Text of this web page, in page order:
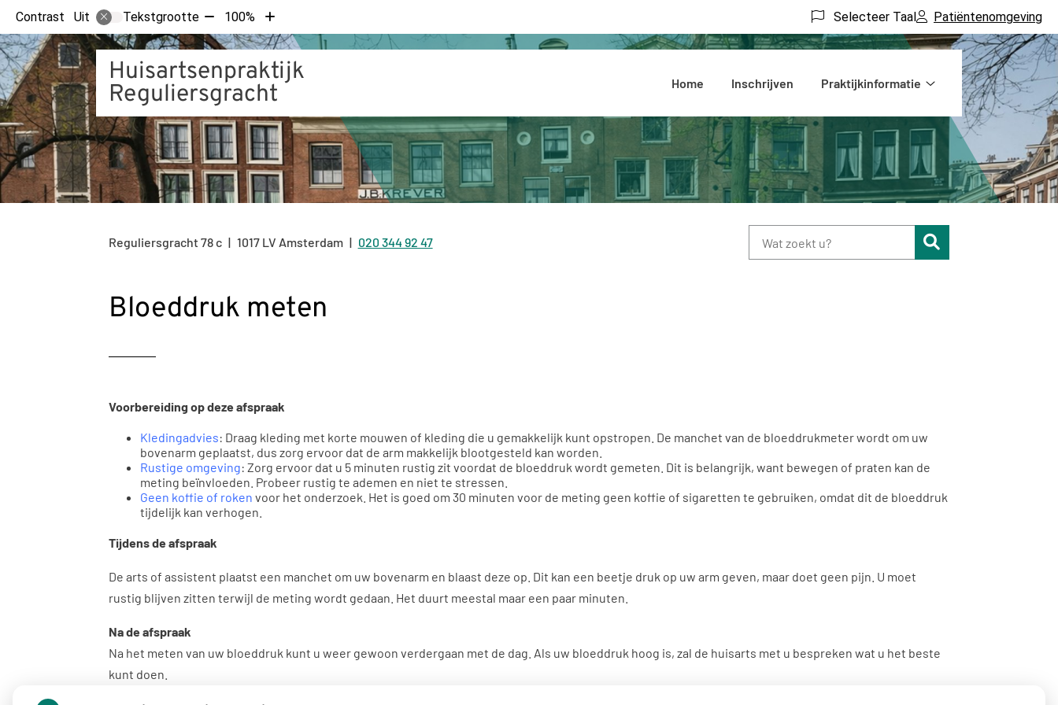
Contrast Uit Tekstgrootte Tekst
verkleinen
met
10%
100%
Tekst
vergroten
met
10%
Selecteer Taal Patiëntenomgeving
Huisartsenpraktijk
Reguliersgracht Home Inschrijven
Praktijkinformatie
Praktijkinformatie
submenu
Reguliersgracht78 c 1017 LV Amsterdam Tel:
020 344 92 47
Bloeddruk meten
Voorbereiding op deze afspraak
Kledingadvies: Draag kleding met korte mouwen of kleding die u gemakkelijk kunt opstropen. De manchet van de bloeddrukmeter wordt om uw
bovenarm geplaatst, dus zorg ervoor dat de arm makkelijk blootgesteld kan worden.
Rustige omgeving: Zorg ervoor dat u 5 minuten rustig zit voordat de bloeddruk wordt gemeten. Dit is belangrijk, want bewegen of praten kan de
meting beïnvloeden. Probeer rustig te ademen en niet te stressen.
Geen koffie of roken voor het onderzoek. Het is goed om 30 minuten voor de meting geen koffie of sigaretten te gebruiken, omdat dit de bloeddruk
tijdelijk kan verhogen.
Tijdens de afspraak
De arts of assistent plaatst een manchet om uw bovenarm en blaast deze op. Dit kan een beetje druk op uw arm geven, maar doet geen pijn. U moet
rustig blijven zitten terwijl de meting wordt gedaan. Het duurt meestal maar een paar minuten.
Na de afspraak
Na het meten van uw bloeddruk kunt u weer gewoon verdergaan met de dag. Als uw bloeddruk hoog is, zal de huisarts met u bespreken wat u het beste
kunt doen.